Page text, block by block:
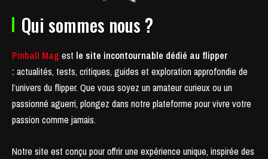
Qui sommes nous ?
Pinball Mag est le site incontournable dédié au flipper
: actualités, tests, critiques, guides et exploration approfondie de
l’univers du flipper. Que vous soyez un amateur curieux ou un
passionné aguerri, plongez dans notre plateforme pour vivre votre
passion comme jamais.
Notre site est conçu pour offrir une expérience unique, inspirée des